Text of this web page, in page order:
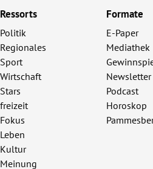
Ressorts
Politik
Regionales
Sport
Wirtschaft
Stars
freizeit
Fokus
Leben
Kultur
Meinung
Formate
E-Paper
Mediathek
Newsletter
Podcast
Horoskop